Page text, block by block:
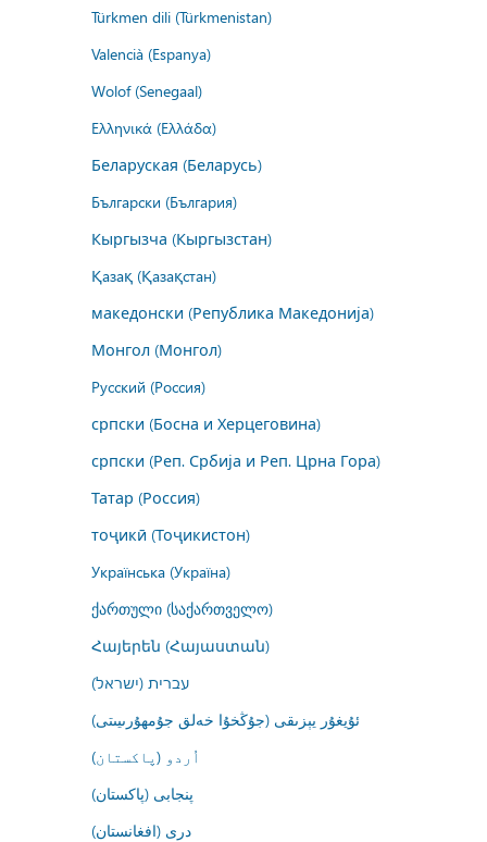
Türkmen dili (Türkmenistan)
Valencià (Espanya)
Wolof (Senegaal)
Ελληνικά (Ελλάδα)
Беларуская (Беларусь)
Български (България)
Кыргызча (Кыргызстан)
Қазақ (Қазақстан)
македонски (Република Македонија)
Монгол (Монгол)
Русский (Россия)
српски (Босна и Херцеговина)
српски (Реп. Србија и Реп. Црна Гора)
Татар (Россия)
тоҷикӣ (Тоҷикистон)
Українська (Україна)
ქართული (საქართველო)
Հայերեն (Հայաստան)
עברית (ישראל)
ئۇيغۇر يېزىقى (جۇڭخۇا خەلق جۇمھۇرىيىتى)
اُردو (پاکستان)
پنجابی (پاکستان)
درى (افغانستان)